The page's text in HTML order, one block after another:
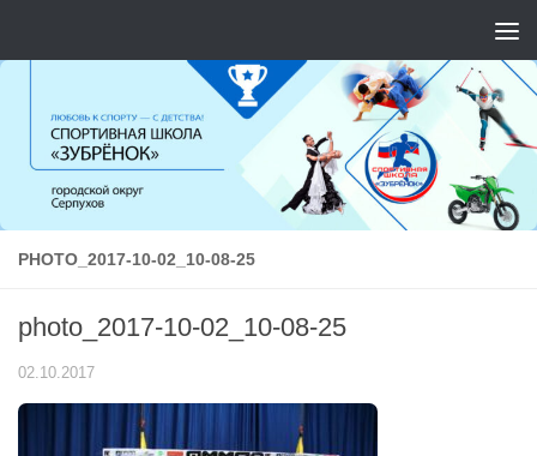
PHOTO_2017-10-02_10-08-25
photo_2017-10-02_10-08-25
02.10.2017